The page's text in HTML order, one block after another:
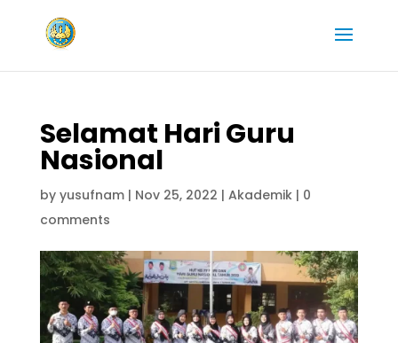
Selamat Hari Guru
Nasional
by yusufnam| Nov 25, 2022 | Akademik| 0
comments